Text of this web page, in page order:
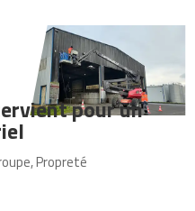
pour un
,Propreté